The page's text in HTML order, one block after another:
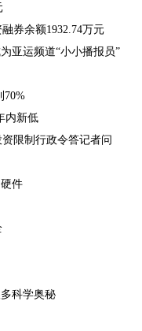
券余额1932.74万元
亚运频道“小小播报员”
70%
内新低
限制行政令答记者问
件
科学奥秘